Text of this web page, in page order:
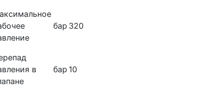
бар 320
в
бар 10